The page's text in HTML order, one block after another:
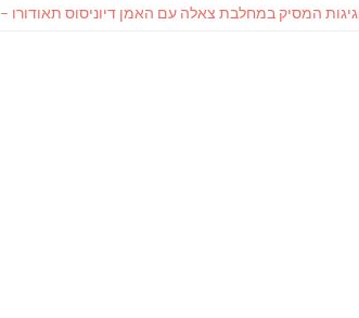
המסיק במחלבת צאלה עם האמן דיוניסוס תאודורו – 6.12.14